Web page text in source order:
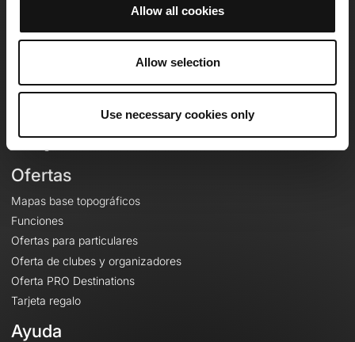
Allow all cookies
Allow selection
Use necessary cookies only
OpenRunner
Empleo
Ofertas
Mapas base topográficos
Funciones
Ofertas para particulares
Oferta de clubes y organizadores
Oferta PRO Destinations
Tarjeta regalo
Ayuda